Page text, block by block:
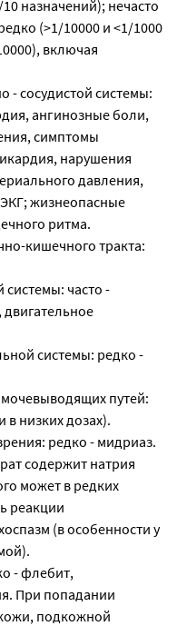
назначений); нечасто
(>1/10000 и <1/1000
включая
- сосудистой системы:
ангинозные боли,
симптомы
нарушения
давления,
жизнеопасные
ритма.
кишечного тракта:
часто -
двигательное
системы: редко -
путей:
низких дозах).
редко - мидриаз.
содержит натрия
может в редких
реакции
(в особенности у
- флебит,
При попадании
подкожной